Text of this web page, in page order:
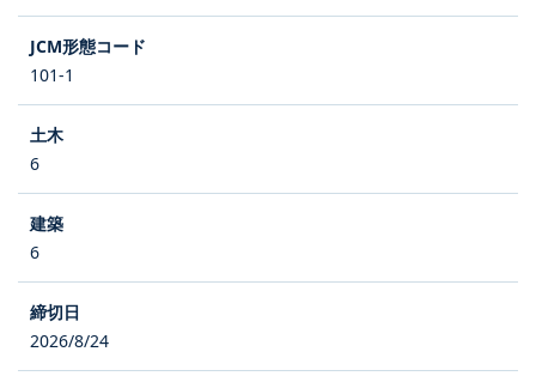
101-1
6
6
2026/8/24